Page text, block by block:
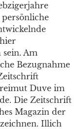
sein. Am
Bezugnahme
Duve im
Die Zeitschrift
Magazin der
Illich